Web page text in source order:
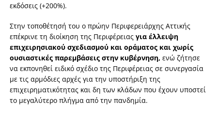
εκδόσεις (+200%).
Στην τοποθέτησή του ο πρώην Περιφερειάρχης Αττικής
επέκρινε τη διοίκηση της Περιφέρειας για έλλειψη
επιχειρησιακού σχεδιασμού και οράματος και χωρίς
ουσιαστικές παρεμβάσεις στην κυβέρνηση, ενώ ζήτησε
να εκπονηθεί ειδικό σχέδιο της Περιφέρειας σε συνεργασία
με τις αρμόδιες αρχές για την υποστήριξη της
επιχειρηματικότητας και δη των κλάδων που έχουν υποστεί
το μεγαλύτερο πλήγμα από την πανδημία.